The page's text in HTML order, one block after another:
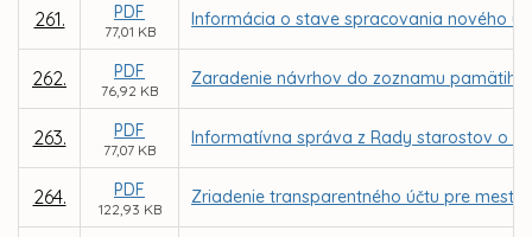
261. PDF
77,01 KB
Informácia o stave spracovania nového
262. PDF
76,92 KB
Zaradenie návrhov do zoznamu
263. PDF
77,07 KB
Informatívna správa z Rady starostov o
264. PDF
122,93 KB
Zriadenie transparentného účtu pre